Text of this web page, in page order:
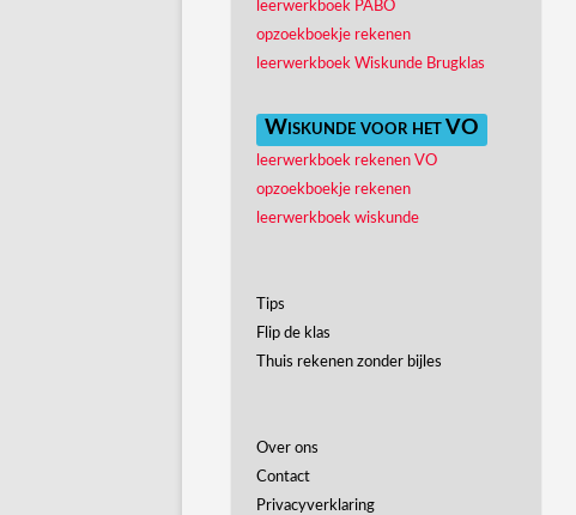
leerwerkboek PABO
opzoekboekje rekenen
leerwerkboek Wiskunde Brugklas
Wiskunde voor het VO
leerwerkboek rekenen VO
opzoekboekje rekenen
leerwerkboek wiskunde
Tips
Flip de klas
Thuis rekenen zonder bijles
Over ons
Contact
Privacyverklaring